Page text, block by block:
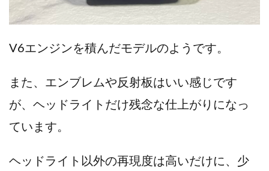
V6エンジンを積んだモデルのようです。
また、エンブレムや反射板はいい感じです
が、ヘッドライトだけ残念な仕上がりになっ
ています。
ヘッドライト以外の再現度は高いだけに、少